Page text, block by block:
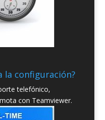
la configuración?
telefónico,
con Teamviewer.